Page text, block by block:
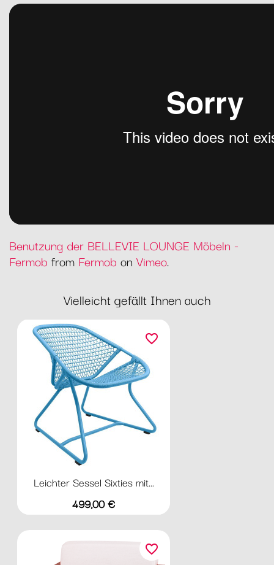
Benutzung der BELLEVIE LOUNGE Möbeln -
Fermob from Fermob on Vimeo.
Vielleicht gefällt Ihnen auch
Leichter Sessel Sixties mit...
Preis
499,00 €
favorite_border
favorite_border